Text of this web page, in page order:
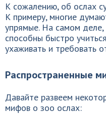
К сожалению, об ослах
К примеру, многие
упрямые. На самом
способны быстро
ухаживать и требовать
Распространенные
Давайте развеем
мифов о зоо ослах: